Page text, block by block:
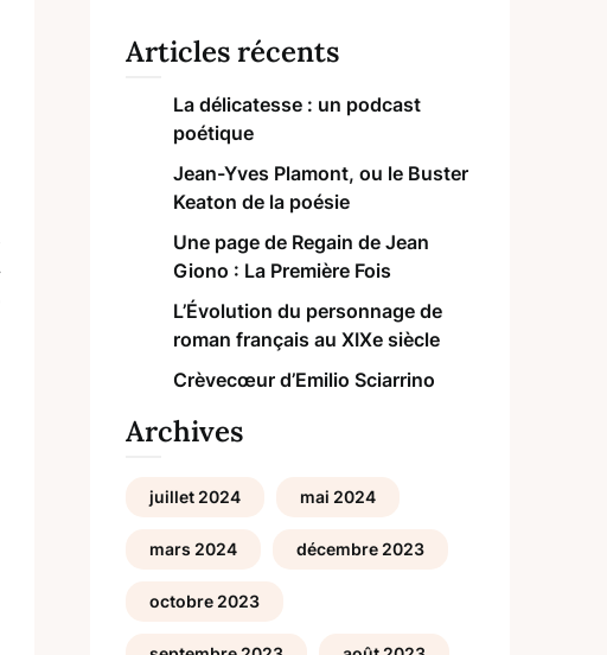
Articles récents
La délicatesse : un podcast
poétique
Jean-Yves Plamont, ou le Buster
Keaton de la poésie
Une page de Regain de Jean
Giono : La Première Fois
L’Évolution du personnage de
roman français au XIXe siècle
Crèvecœur d’Emilio Sciarrino
Archives
juillet 2024 mai 2024
mars 2024 décembre 2023
octobre 2023